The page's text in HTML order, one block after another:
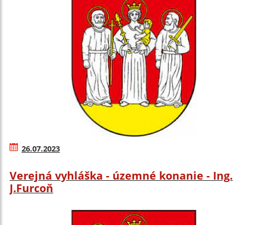
26.07.2023
Verejná vyhláška - územné konanie - Ing.
J.Furcoň